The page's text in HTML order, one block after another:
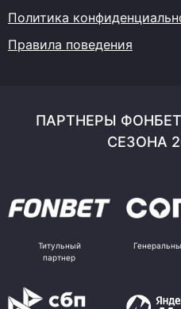
Политика
Правила поведения
ПАРТНЕРЫ
СЕЗОНА
Титульный
партнер